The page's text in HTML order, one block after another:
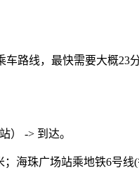
路线，最快需要大概
） -> 到达。
海珠广场站乘地铁6号线